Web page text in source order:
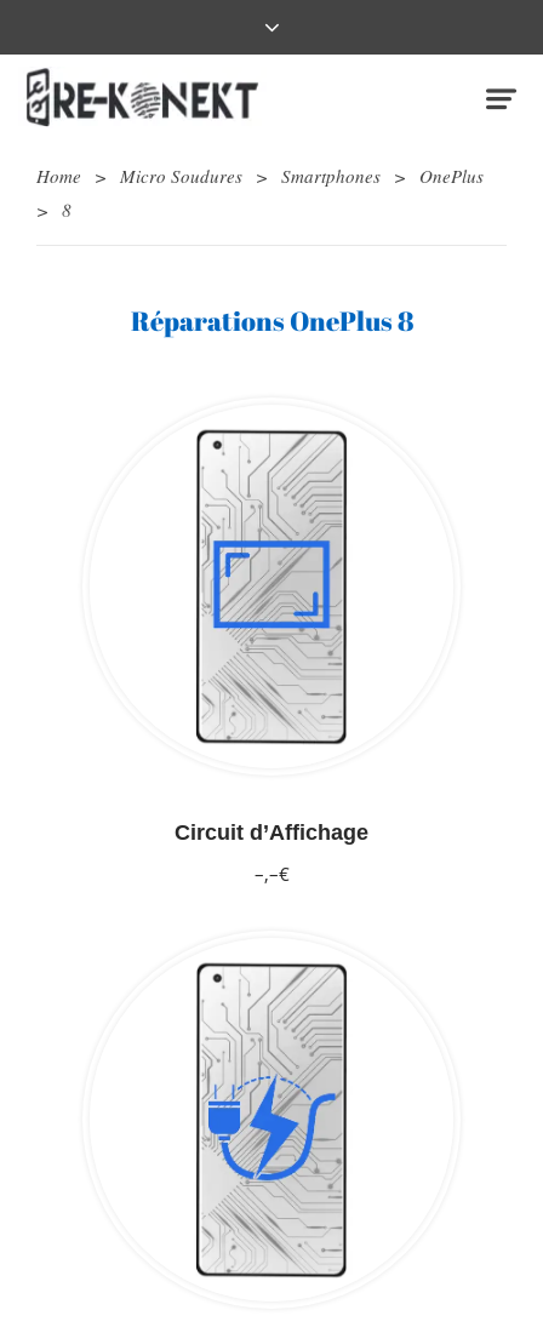
Home > Micro Soudures > Smartphones >
OnePlus
> 8
Réparations OnePlus 8
Circuit d’Affichage
–,–€